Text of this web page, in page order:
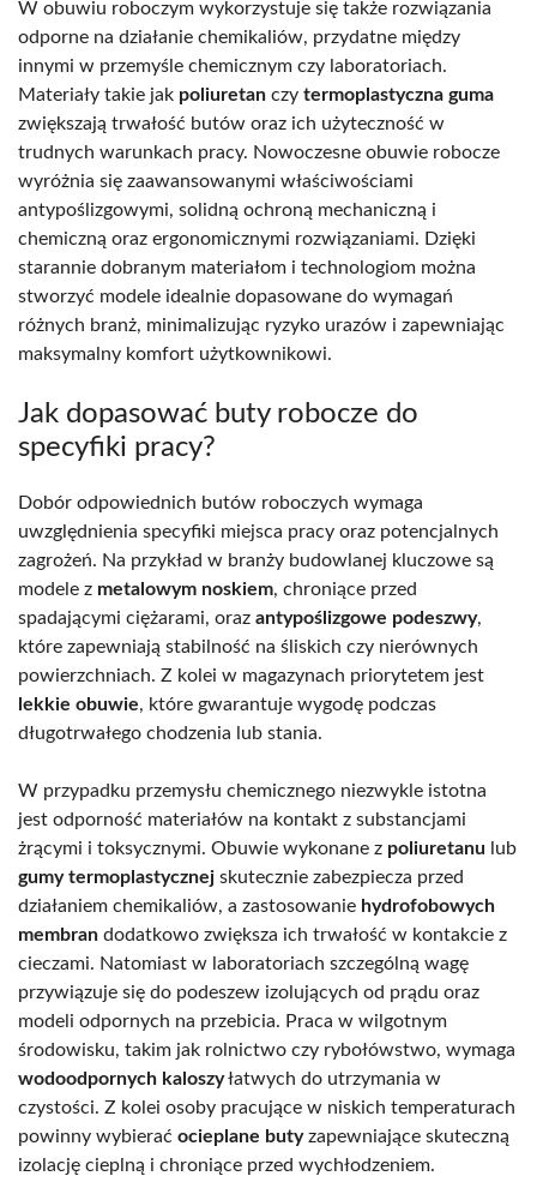
W obuwiu roboczym wykorzystuje się także rozwiązania
odporne na działanie chemikaliów, przydatne między
innymi w przemyśle chemicznym czy laboratoriach.
Materiały takie jak poliuretan czy termoplastyczna guma
zwiększają trwałość butów oraz ich użyteczność w
trudnych warunkach pracy. Nowoczesne obuwie robocze
wyróżnia się zaawansowanymi właściwościami
antypoślizgowymi, solidną ochroną mechaniczną i
chemiczną oraz ergonomicznymi rozwiązaniami. Dzięki
starannie dobranym materiałom i technologiom można
stworzyć modele idealnie dopasowane do wymagań
różnych branż, minimalizując ryzyko urazów i zapewniając
maksymalny komfort użytkownikowi.
Jak dopasować buty robocze do
specyfiki pracy?
Dobór odpowiednich butów roboczych wymaga
uwzględnienia specyfiki miejsca pracy oraz potencjalnych
zagrożeń. Na przykład w branży budowlanej kluczowe są
modele z metalowym noskiem, chroniące przed
spadającymi ciężarami, oraz antypoślizgowe podeszwy,
które zapewniają stabilność na śliskich czy nierównych
powierzchniach. Z kolei w magazynach priorytetem jest
lekkie obuwie, które gwarantuje wygodę podczas
długotrwałego chodzenia lub stania.
W przypadku przemysłu chemicznego niezwykle istotna
jest odporność materiałów na kontakt z substancjami
żrącymi i toksycznymi. Obuwie wykonane z poliuretanu lub
gumy termoplastycznej skutecznie zabezpiecza przed
działaniem chemikaliów, a zastosowanie hydrofobowych
membran dodatkowo zwiększa ich trwałość w kontakcie z
cieczami. Natomiast w laboratoriach szczególną wagę
przywiązuje się do podeszew izolujących od prądu oraz
modeli odpornych na przebicia. Praca w wilgotnym
środowisku, takim jak rolnictwo czy rybołówstwo, wymaga
wodoodpornych kaloszyłatwych do utrzymania w
czystości. Z kolei osoby pracujące w niskich temperaturach
powinny wybierać ocieplane butyzapewniające skuteczną
izolację cieplną i chroniące przed wychłodzeniem.